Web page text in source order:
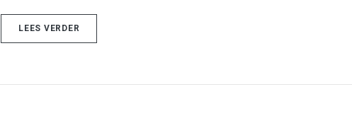
LEES VERDER